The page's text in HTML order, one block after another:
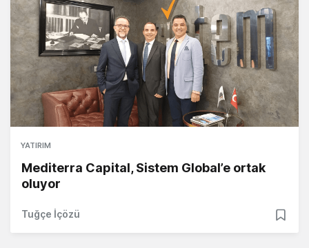
YATIRIM
Mediterra Capital, Sistem Global’e ortak
oluyor
Tuğçe İçözü